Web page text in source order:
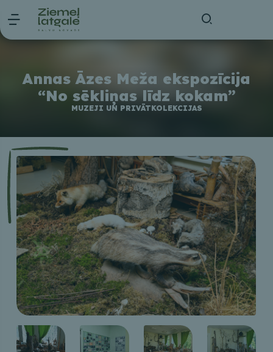
Annas Āzes Meža ekspozīcija
“No sēkliņas līdz kokam”
MUZEJI UN PRIVĀTKOLEKCIJAS